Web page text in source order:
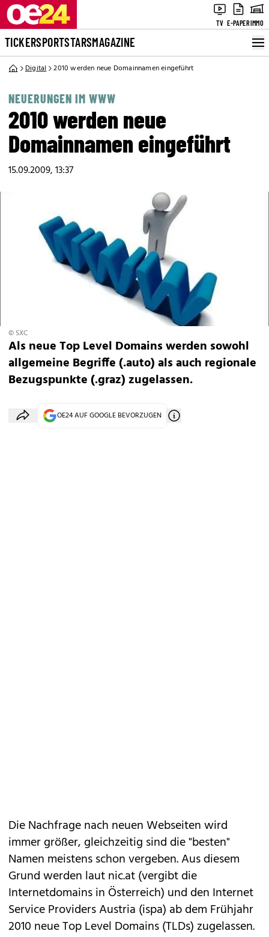
TV E-PAPERIMMO
TICKERSPORTSTARSMAGAZINE
Digital 2010 werden neue Domainnamen eingeführt
NEUERUNGEN IM WWW
2010 werden neue
Domainnamen eingeführt
15.09.2009, 13:37
© SXC
Als neue Top Level Domains werden sowohl
allgemeine Begriffe (.auto) als auch regionale
Bezugspunkte (.graz) zugelassen.
OE24 AUF GOOGLE BEVORZUGEN
Die Nachfrage nach neuen Webseiten wird
immer größer, gleichzeitig sind die "besten"
Namen meistens schon vergeben. Aus diesem
Grund werden laut nic.at (vergibt die
Internetdomains in Österreich) und den Internet
Service Providers Austria (ispa) ab dem Frühjahr
2010 neue Top Level Domains (TLDs) zugelassen.